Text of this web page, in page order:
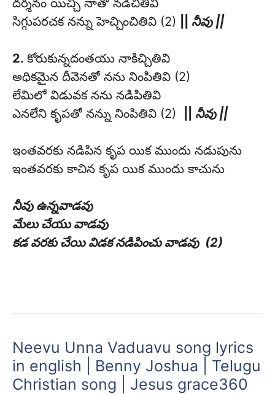
దర్శనం యిచ్చి నాతో నడిచితివి
సిగ్గుపరచక నన్ను హెచ్చించితివి (2)
నీవు ||
2. కోరుకున్నదంతయు నాకిచ్చితివి
అధికమైన దీవెనతో నను నింపితివి (2)
లేమిలో విడువక నను నడిపితివి
ఎనలేని కృపతో నన్ను నింపితివి (2)
నీవు ||
ఇంతవరకు నడిపిన కృప యిక ముందు నడుపును
ఇంతవరకు కాచిన కృప యిక ముందు కాచును
నీవు ఉన్నవాడవు
మేలు చేయు వాడవు
కడ వరకు చేయి విడక నడిపించు వాడవు (2)
Neevu Unna Vaduavu song lyrics
in english | Benny Joshua | Telugu
Christian song | Jesus grace360